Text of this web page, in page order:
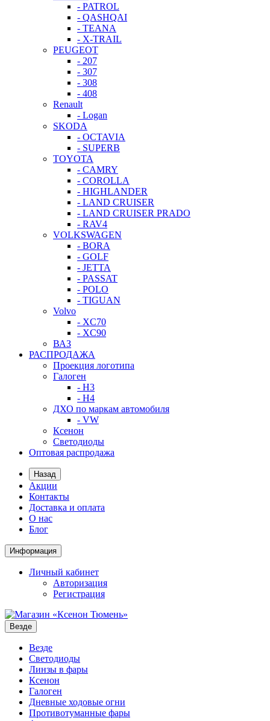
- PATROL
- QASHQAI
- TEANA
- X-TRAIL
PEUGEOT
- 207
- 307
- 308
- 408
Renault
- Logan
SKODA
- OCTAVIA
- SUPERB
TOYOTA
- CAMRY
- COROLLA
- HIGHLANDER
- LAND CRUISER
- LAND CRUISER PRADO
- RAV4
VOLKSWAGEN
- BORA
- GOLF
- JETTA
- PASSAT
- POLO
- TIGUAN
Volvo
- XC70
- XC90
ВАЗ
РАСПРОДАЖА
Проекция логотипа
Галоген
- H3
- H4
ДХО по маркам автомобиля
- VW
Ксенон
Светодиоды
Оптовая распродажа
Назад
Акции
Контакты
Доставка и оплата
О нас
Блог
Информация
Личный кабинет
Авторизация
Регистрация
Везде
Везде
Светодиоды
Линзы в фары
Ксенон
Галоген
Дневные ходовые огни
Противотуманные фары